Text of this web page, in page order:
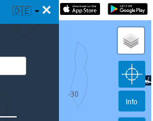
×
🇩🇪
Info